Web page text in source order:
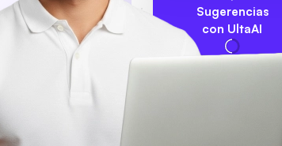
Sugerencias
con UltaAI